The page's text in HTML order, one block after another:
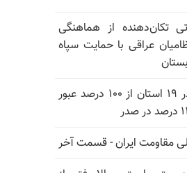
تکان‌دهنده از هماهنگی
عراقی با حمایت سپاه
شاخص فلاکت در ۱۹ استان از ۱۰۰ درصد عبور
مقاومت ایران - قسمت آخر